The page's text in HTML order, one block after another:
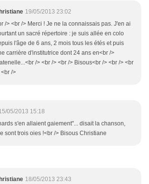
19/05/2013 23:02
/> <br /> Merci ! Je ne la connaissais pas. J'en ai
un sacré répertoire : je suis allée en colo
l'âge de 6 ans, 2 mois tous les étés et puis
carrière d'institutrice dont 24 ans en<br />
/> <br /> <br /> Bisous<br /> <br /> <br
<br />
05/2013 15:18
s'en allaient gaiement"... disait la chanson,
sont trois oies !<br /> Bisous Christiane
18/05/2013 23:43